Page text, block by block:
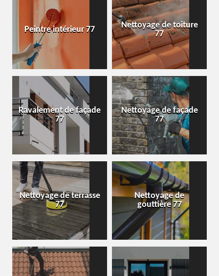
Peintre intérieur 77
Nettoyage de toiture
77
Ravalement de façade
77
Nettoyage de façade
77
Nettoyage de terrasse
77
Nettoyage de
gouttière 77